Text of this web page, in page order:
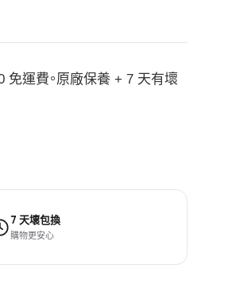
運費。原廠保養 + 7 天有壞
7 天壞包換
購物更安心